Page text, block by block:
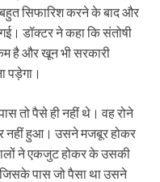
सिफारिश करने के बाद और
डॉक्टर ने कहा कि संतोषी
है और खून भी सरकारी
पड़ेगा।
तो पैसे ही नहीं थे। वह रोने
नहीं हुआ। उसने मजबूर होकर
ने एकजुट होकर के उसकी
पास जो पैसा था उसने